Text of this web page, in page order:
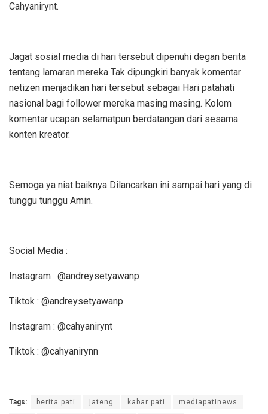
Cahyanirynt.
Jagat sosial media di hari tersebut dipenuhi degan berita
tentang lamaran mereka Tak dipungkiri banyak komentar
netizen menjadikan hari tersebut sebagai Hari patahati
nasional bagi follower mereka masing masing. Kolom
komentar ucapan selamatpun berdatangan dari sesama
konten kreator.
Semoga ya niat baiknya Dilancarkan ini sampai hari yang di
tunggu tunggu Amin.
Social Media :
Instagram : @andreysetyawanp
Tiktok : @andreysetyawanp
Instagram : @cahyanirynt
Tiktok : @cahyanirynn
Tags: berita pati jateng kabar pati mediapatinews